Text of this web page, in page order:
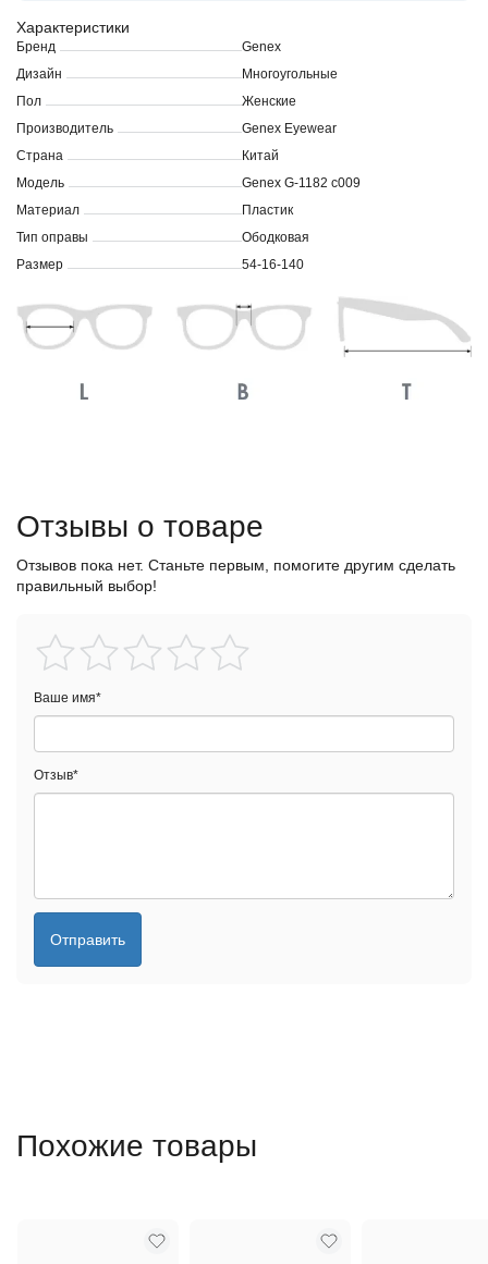
Характеристики
Бренд
Genex
Дизайн
Многоугольные
Пол
Женские
Производитель
Genex Eyewear
Страна
Китай
Модель
Genex G-1182 c009
Материал
Пластик
Тип оправы
Ободковая
Размер
54-16-140
Отзывы о товаре
Отзывов пока нет. Станьте первым, помогите другим сделать
правильный выбор!
Ваше имя*
Отзыв*
Отправить
Похожие товары